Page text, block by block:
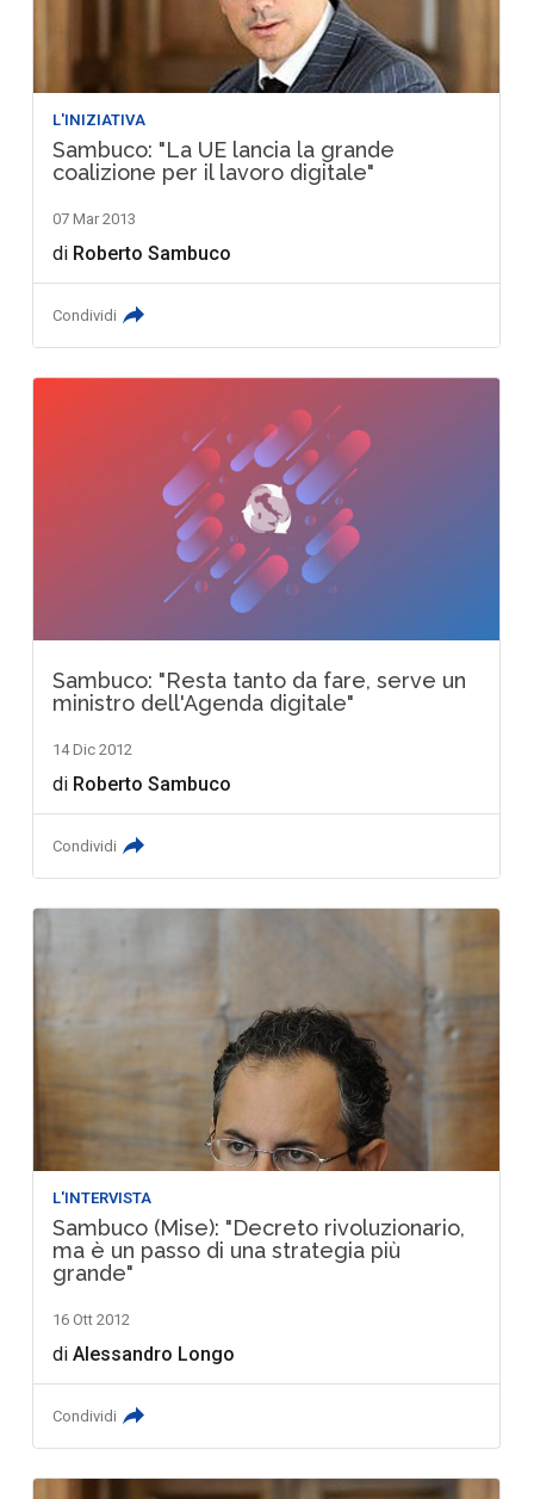
L'INIZIATIVA
Sambuco: "La UE lancia la grande
coalizione per il lavoro digitale"
07 Mar 2013
di Roberto Sambuco
Condividi
Sambuco: "Resta tanto da fare, serve un
ministro dell'Agenda digitale"
14 Dic 2012
di Roberto Sambuco
Condividi
L'INTERVISTA
Sambuco (Mise): "Decreto rivoluzionario,
ma è un passo di una strategia più
grande"
16 Ott 2012
diAlessandro Longo
Condividi